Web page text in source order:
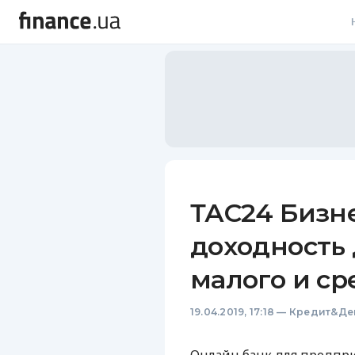
ТАС24
малого и
19.04.2019, 17:18 —